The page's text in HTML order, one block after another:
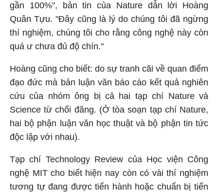
gần 100%", bản tin của Nature dẫn lời Hoàng
Quân Tựu. "Đây cũng là lý do chúng tôi đã ngừng
thí nghiệm, chúng tôi cho rằng công nghệ này còn
quá ư chưa đủ độ chín."
Hoàng cũng cho biết: do sự tranh cãi về quan điểm
đạo đức mà bản luận văn báo cáo kết quả nghiên
cứu của nhóm ông bị cả hai tạp chí Nature và
Science từ chối đăng. (Ở tòa soạn tạp chí Nature,
hai bộ phận luận văn học thuật và bộ phận tin tức
độc lập với nhau).
Tạp chí Technology Review của Học viện Công
nghệ MIT cho biết hiện nay còn có vài thí nghiệm
tương tự đang được tiến hành hoặc chuẩn bị tiến